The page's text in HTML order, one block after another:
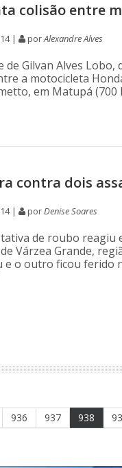
colisão entre
| porAlexandre Alves
Gilvan Alves
a motocicleta
em Matupá (700
contra dois
| porDenise Soares
de roubo
Várzea Grande,
o outro ficou ferido
936 937 938